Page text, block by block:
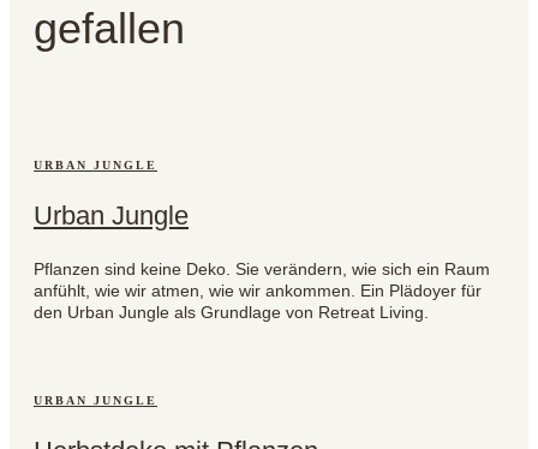
gefallen
URBAN JUNGLE
Urban Jungle
Pflanzen sind keine Deko. Sie verändern, wie sich ein Raum
anfühlt, wie wir atmen, wie wir ankommen. Ein Plädoyer für
den Urban Jungle als Grundlage von Retreat Living.
URBAN JUNGLE